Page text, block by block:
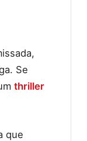
Se
thriller
que